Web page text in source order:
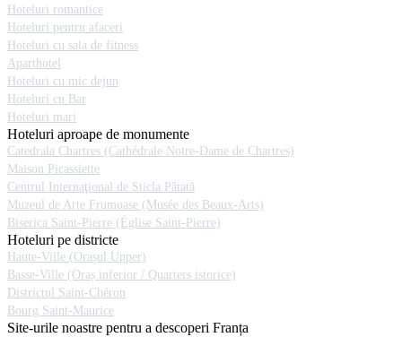
Hoteluri romantice
Hoteluri pentru afaceri
Hoteluri cu sala de fitness
Aparthotel
Hoteluri cu mic dejun
Hoteluri cu Bar
Hoteluri mari
Hoteluri aproape de monumente
Catedrala Chartres (Cathédrale Notre-Dame de Chartres)
Maison Picassiette
Centrul Internaţional de Sticla Pătată
Muzeul de Arte Frumoase (Musée des Beaux-Arts)
Biserica Saint-Pierre (Église Saint-Pierre)
Hoteluri pe districte
Haute-Ville (Orașul Upper)
Basse-Ville (Oraș inferior / Quarters istorice)
Districtul Saint-Chéron
Bourg Saint-Maurice
Site-urile noastre pentru a descoperi Franța